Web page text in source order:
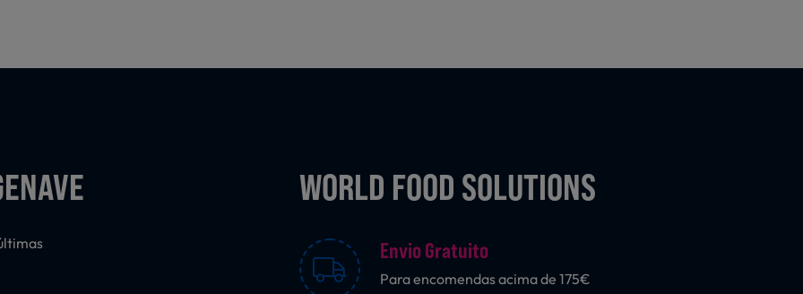
WORLD FOOD SOLUTIONS
Envio Gratuito
Para encomendas acima de 175€